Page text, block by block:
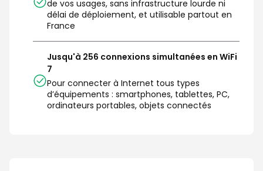
de vos usages, sans infrastructure lourde ni
délai de déploiement, et utilisable partout en
France
Jusqu'à 256 connexions simultanées en WiFi
7
Pour connecter à Internet tous types
d’équipements : smartphones, tablettes, PC,
ordinateurs portables, objets connectés